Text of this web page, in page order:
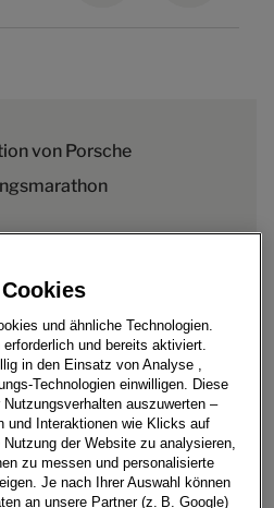
von Porsche
- Die dritte Generation des
den Startlöchern. Damit auch
mehr als 760.000 Mal
die höchsten
Porsche erfüllt, hat das SUV
– weltweit und unter
ob minus 45 Grad oder plus
und ähnliche Technologien.
und bereits aktiviert.
in den Einsatz von Analyse ,
Technologien einwilligen. Diese
Nutzungsverhalten auszuwerten –
und Interaktionen wie Klicks auf
der Website zu analysieren,
zu messen und personalisierte
Je nach Ihrer Auswahl können
an unsere Partner (z. B. Google)